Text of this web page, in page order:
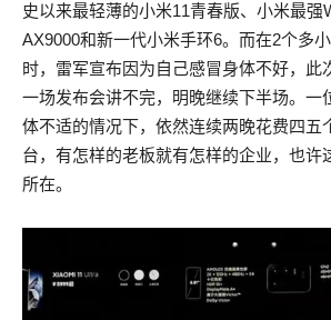
史以来最轻薄的小米11青春版、小米最强
AX9000和新一代小米手环6。而在2个多
时，雷军宣布因为自己感冒身体不好，此
一场发布会讲不完，明晚继续下半场。一
体不适的情况下，依然连续两晚花费四五
台，有怎样的老板就有怎样的企业，也许
所在。